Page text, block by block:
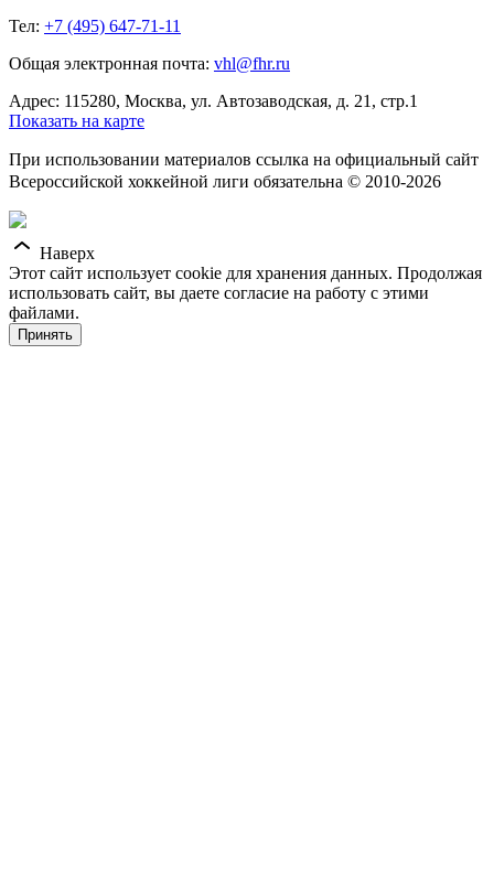
Тел: +7 (495) 647-71-11
Общая электронная почта: vhl@fhr.ru
Адрес: 115280, Москва, ул. Автозаводская, д. 21, стр.1
Показать на карте
При использовании материалов ссылка на официальный сайт
Всероссийской хоккейной лиги обязательна © 2010-2026
Наверх
Этот сайт использует cookie для хранения данных. Продолжая
использовать сайт, вы даете согласие на работу с этими
файлами.
Принять